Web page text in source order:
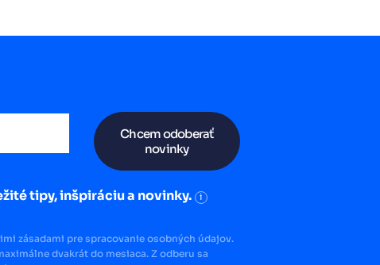
Chcem odoberať
novinky
tipy, inšpiráciu a novinky. i
zásadami pre spracovanie osobných údajov.
dvakrát do mesiaca. Z odberu sa